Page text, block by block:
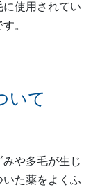
使用されてい
。
いて
みや多毛が生じ
た薬をよくふ